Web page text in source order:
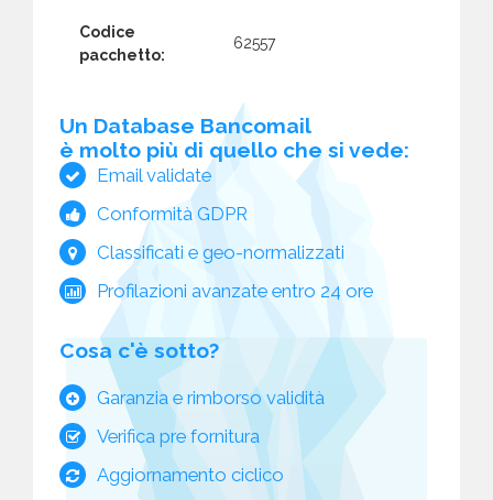
Codice
pacchetto:
62557
Un Database Bancomail
è molto più di quello che si vede:
Email validate
Conformità GDPR
Classificati e geo-normalizzati
Profilazioni avanzate entro 24 ore
Cosa c'è sotto?
Garanzia e rimborso validità
Verifica pre fornitura
Aggiornamento ciclico